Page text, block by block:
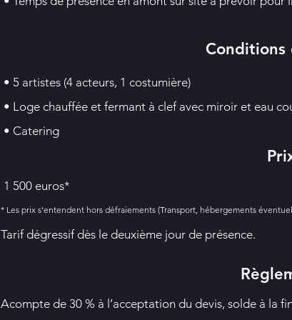
1 500 euros*
* Les prix s’entendent hors défraiements (Transport, hébergements
Tarif dégressif dès le deuxième jour de présence.
Conditions
• 5 artistes (4 acteurs, 1 costumière)
• Loge chauffée et fermant à clef avec miroir et eau
• Catering
Acompte de 30 % à l’acceptation du devis, solde à la